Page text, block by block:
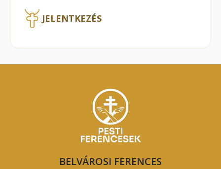
JELENTKEZÉS
BELVÁROSI FERENCES